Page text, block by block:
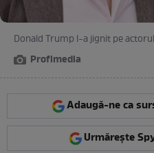
Donald Trump l-a jignit pe
Profimedia
Adaugă-ne ca
Urmărește